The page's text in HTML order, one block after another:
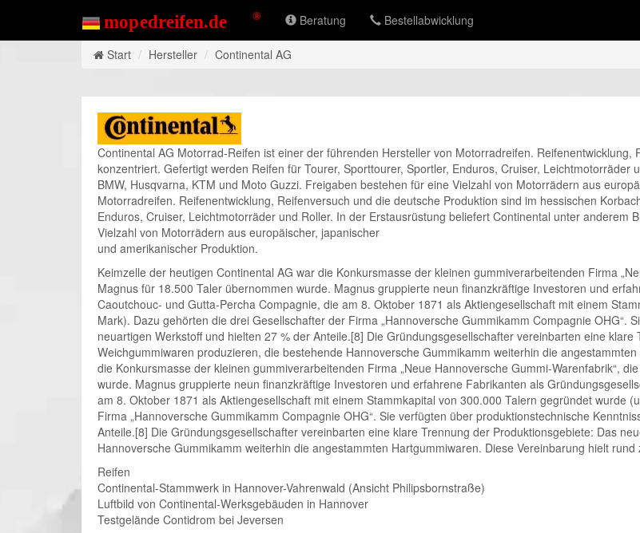
Beratung Bestellabwicklung
Start Hersteller Continental AG
Continental AG Motorrad-Reifen ist einer der führenden Hersteller von Motorradreifen.
konzentriert. Gefertigt werden Reifen für Tourer, Sporttourer, Sportler, Enduros, Cruiser,
BMW, Husqvarna, KTM und Moto Guzzi. Freigaben bestehen für eine Vielzahl von Motorrädern aus
Motorradreifen. Reifenentwicklung, Reifenversuch und die deutsche Produktion sind im hessischen
Enduros, Cruiser, Leichtmotorräder und Roller. In der Erstausrüstung beliefert Continental unter anderem
Vielzahl von Motorrädern aus europäischer, japanischer
und amerikanischer Produktion.
Keimzelle der heutigen Continental AG war die Konkursmasse der kleinen gummiverarbeitenden Firma
Magnus für 18.500 Taler übernommen wurde. Magnus gruppierte neun finanzkräftige Investoren und
Caoutchouc- und Gutta-Percha Compagnie, die am 8. Oktober 1871 als Aktiengesellschaft mit einem
Mark). Dazu gehörten die drei Gesellschafter der Firma „Hannoversche Gummikamm Compagnie
neuartigen Werkstoff und hielten 27 % der Anteile.[8] Die Gründungsgesellschafter vereinbarten eine
Weichgummiwaren produzieren, die bestehende Hannoversche Gummikamm weiterhin die
die Konkursmasse der kleinen gummiverarbeitenden Firma „Neue Hannoversche Gummi-Warenfabrik“,
wurde. Magnus gruppierte neun finanzkräftige Investoren und erfahrene Fabrikanten als
am 8. Oktober 1871 als Aktiengesellschaft mit einem Stammkapital von 300.000 Talern gegründet wurde
Firma „Hannoversche Gummikamm Compagnie OHG“. Sie verfügten über produktionstechnische
Anteile.[8] Die Gründungsgesellschafter vereinbarten eine klare Trennung der Produktionsgebiete: Das
Hannoversche Gummikamm weiterhin die angestammten Hartgummiwaren. Diese Vereinbarung hielt rund
Reifen
Continental-Stammwerk in Hannover-Vahrenwald (Ansicht Philipsbornstraße)
Luftbild von Continental-Werksgebäuden in Hannover
Testgelände Contidrom bei Jeversen